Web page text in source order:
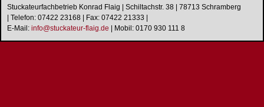
Stuck-Rosetten
Natursteine
Stuckateurfachbetrieb Konrad Flaig | Schiltachstr. 38 | 78713 Schramberg
| Telefon: 07422 23168 | Fax: 07422 21333 |
E-Mail: info@stuckateur-flaig.de Mobil: 0170 930 111 8